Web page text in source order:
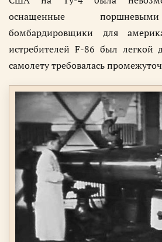
оснащенные
бомбардировщики для
истребителей F-86 был
самолету требовалась